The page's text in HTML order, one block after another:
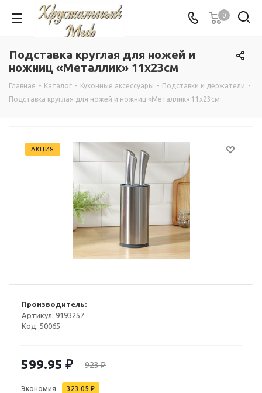
0
Подставка круглая для ножей и
ножниц «Металлик» 11x23см
Главная - Каталог - Кухонные аксессуары - Подставки и держатели -
Подставка круглая для ножей и ножниц «Металлик» 11x23см
АКЦИЯ
Производитель:
Артикул: 9193257
Код: 50065
599.95 ₽ 923₽
Экономия 323.05 ₽